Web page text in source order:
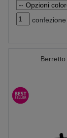
confezione